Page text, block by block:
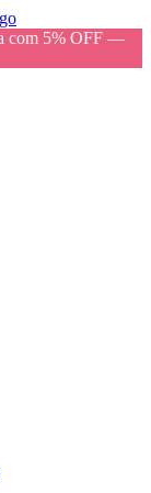
com 5% OFF —